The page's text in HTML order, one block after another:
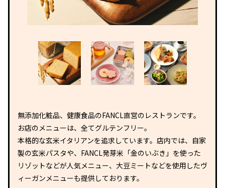
無添加化粧品、健康食品のFANCL直営のレストランです。
お店のメニューは、全てグルテンフリー。
本格的な玄米イタリアンを追求しています。店内では、自家
製の玄米パスタや、FANCL発芽米「金のいぶき」を使った
リゾットなどが人気メニュー、大豆ミートなどを使用したヴ
ィーガンメニューも提供しております。